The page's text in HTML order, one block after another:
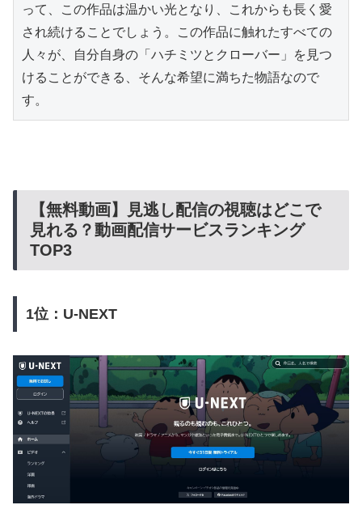
って、この作品は温かい光となり、これからも長く愛
され続けることでしょう。この作品に触れたすべての
人々が、自分自身の「ハチミツとクローバー」を見つ
けることができる、そんな希望に満ちた物語なので
す。
【無料動画】見逃し配信の視聴はどこで
見れる？動画配信サービスランキング
TOP3
1位：U-NEXT